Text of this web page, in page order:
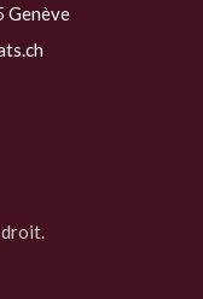
Genève
droit.